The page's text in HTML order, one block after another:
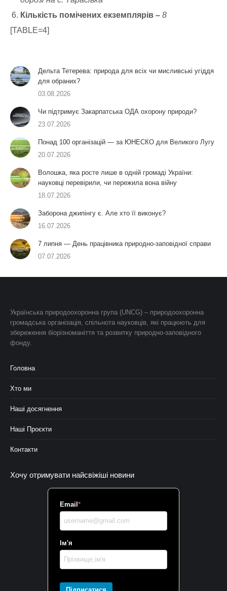
Кількість помічених екземплярів – 8
[TABLE=4]
Дельта Тетерева: природа для всіх чи мисливські угіддя
для обраних?
03.08.2026
Чи підтримує Закарпатська ОДА охорону природи?
23.07.2026
Понад 100 організацій — за ЮНЕСКО для Великого Лугу
20.07.2026
Волошка, яка росте лише в одній громаді України:
науковці перевірили, чи пережила вона війну
18.07.2026
Заборона джипінгу є. Але хто її виконує?
16.07.2026
7 липня — День працівника природно-заповідної справи
07.07.2026
Українська природоохоронна група (UNCG) – природоохоронна
громадська організація, спільнота науковців, які працюють для
збереження біорізноманіття та розвитку природно-заповідного
фонду.
Головна
Хто ми
Наші досягнення
Наші Проєкти
Контакти
Хочу отримувати найсвіжіші новини
Email *
Ім'я
Підписатися